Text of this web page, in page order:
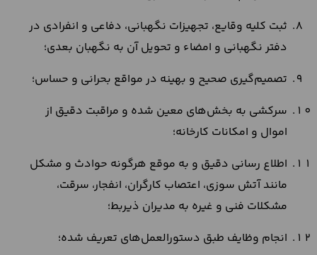
ثبت کلیه وقایع، تجهیزات نگهبانی، دفاعی و انفرادی در
دفتر نگهبانی و امضاء و تحویل آن به نگهبان بعدی؛
تصمیم‌گیری صحیح و بهینه در مواقع بحرانی و حساس؛
سرکشی به بخش‌های معین شده و مراقبت دقیق از
اموال و امکانات کارخانه؛
اطلاع‌ رسانی دقیق و به موقع هرگونه حوادث و مشکل
مانند آتش‌ سوزی، اعتصاب کارگران، انفجار، سرقت،
مشکلات فنی و غیره به مدیران ذیربط؛
انجام وظایف طبق دستورالعمل‌های تعریف شده؛